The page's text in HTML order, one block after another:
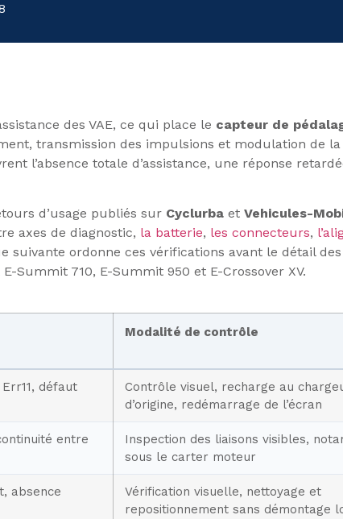
des VAE, ce qui place le capteur de
transmission des impulsions et modulation de
l’absence totale d’assistance, une réponse
d’usage publiés sur Cyclurba et Vehicules-
axes de diagnostic, la batterie, les connecteurs,
suivante ordonne ces vérifications avant le détail
Summit 710, E-Summit 950 et E-Crossover XV.
Modalité de contrôle
défaut
Contrôle visuel, recharge au
d’origine, redémarrage de l’écran
entre
Inspection des liaisons visibles,
sous le carter moteur
absence
Vérification visuelle, nettoyage et
repositionnement sans démontage